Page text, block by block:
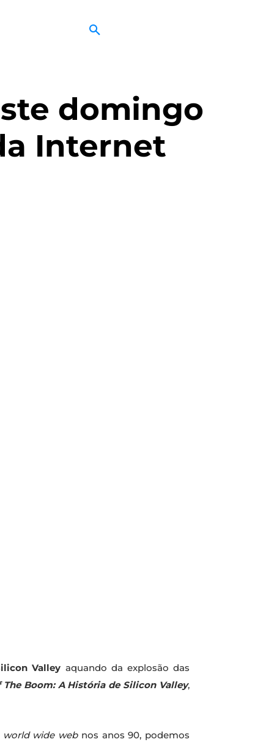
domingo
Internet
Valley aquando da explosão das
The Boom: A História de Silicon Valley,
world wide webnos anos 90, podemos